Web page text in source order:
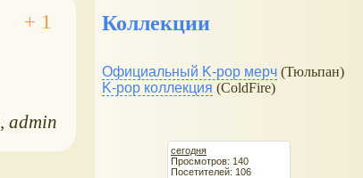
admin
Коллекции
Официальный K-pop мерч (Тюльпан)
K-pop коллекция (ColdFire)
сегодня
Просмотров: 140
Посетителей: 106